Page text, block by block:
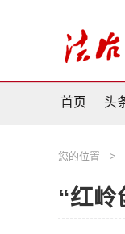
首页 头
您的位置 >
“红岭